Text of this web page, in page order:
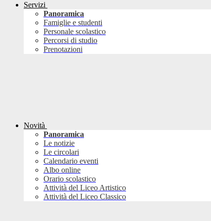
Servizi
Panoramica
Famiglie e studenti
Personale scolastico
Percorsi di studio
Prenotazioni
Novità
Panoramica
Le notizie
Le circolari
Calendario eventi
Albo online
Orario scolastico
Attività del Liceo Artistico
Attività del Liceo Classico